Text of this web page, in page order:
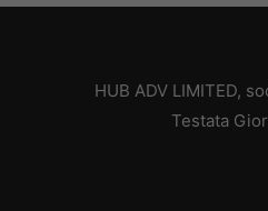
HUB ADV LIMITED,
Testata